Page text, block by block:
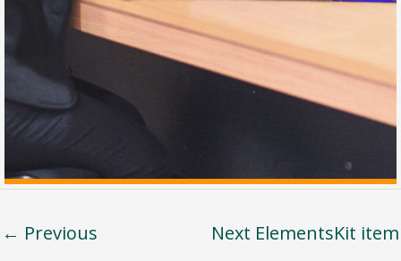
← Previous
Next ElementsKit item